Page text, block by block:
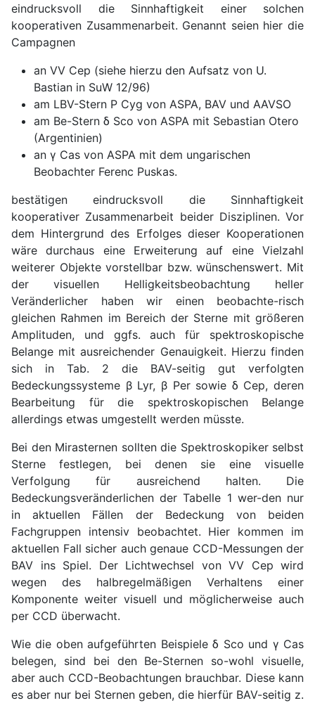
eindrucksvoll die Sinnhaftigkeit einer solchen
kooperativen Zusammenarbeit. Genannt seien hier die
Campagnen
an VV Cep (siehe hierzu den Aufsatz von U.
Bastian in SuW 12/96)
am LBV-Stern P Cyg von ASPA, BAV und AAVSO
am Be-Stern δ Sco von ASPA mit Sebastian Otero
(Argentinien)
an γ Cas von ASPA mit dem ungarischen
Beobachter Ferenc Puskas.
bestätigen eindrucksvoll die Sinnhaftigkeit
kooperativer Zusammenarbeit beider Disziplinen. Vor
dem Hintergrund des Erfolges dieser Kooperationen
wäre durchaus eine Erweiterung auf eine Vielzahl
weiterer Objekte vorstellbar bzw. wünschenswert. Mit
der visuellen Helligkeitsbeobachtung heller
Veränderlicher haben wir einen beobachte-risch
gleichen Rahmen im Bereich der Sterne mit größeren
Amplituden, und ggfs. auch für spektroskopische
Belange mit ausreichender Genauigkeit. Hierzu finden
sich in Tab. 2 die BAV-seitig gut verfolgten
Bedeckungssysteme β Lyr, β Per sowie δ Cep, deren
Bearbeitung für die spektroskopischen Belange
allerdings etwas umgestellt werden müsste.
Bei den Mirasternen sollten die Spektroskopiker selbst
Sterne festlegen, bei denen sie eine visuelle
Verfolgung für ausreichend halten. Die
Bedeckungsveränderlichen der Tabelle 1 wer-den nur
in aktuellen Fällen der Bedeckung von beiden
Fachgruppen intensiv beobachtet. Hier kommen im
aktuellen Fall sicher auch genaue CCD-Messungen der
BAV ins Spiel. Der Lichtwechsel von VV Cep wird
wegen des halbregelmäßigen Verhaltens einer
Komponente weiter visuell und möglicherweise auch
per CCD überwacht.
Wie die oben aufgeführten Beispiele δ Sco und γ Cas
belegen, sind bei den Be-Sternen so-wohl visuelle,
aber auch CCD-Beobachtungen brauchbar. Diese kann
es aber nur bei Sternen geben, die hierfür BAV-seitig z.